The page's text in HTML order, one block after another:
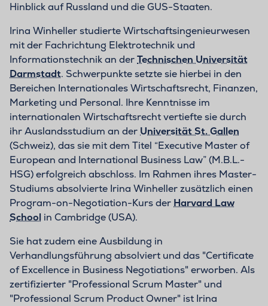
Hinblick auf Russland und die GUS-Staaten.
Irina Winheller studierte Wirtschaftsingenieurwesen
mit der Fachrichtung Elektrotechnik und
Informationstechnik an derTechnischen Universität
Darmstadt. Schwerpunkte setzte sie hierbei in den
Bereichen Internationales Wirtschaftsrecht, Finanzen,
Marketing und Personal. Ihre Kenntnisse im
internationalen Wirtschaftsrecht vertiefte sie durch
ihr Auslandsstudium an der Universität St. Gallen
(Schweiz), das sie mit dem Titel “Executive Master of
European and International Business Law” (M.B.L.-
HSG) erfolgreich abschloss. Im Rahmen ihres Master-
Studiums absolvierte Irina Winheller zusätzlich einen
Program-on-Negotiation-Kurs der Harvard Law
School in Cambridge (USA).
Sie hat zudem eine Ausbildung in
Verhandlungsführung absolviert und das "Certificate
of Excellence in Business Negotiations" erworben. Als
zertifizierter "Professional Scrum Master" und
"Professional Scrum Product Owner" ist Irina